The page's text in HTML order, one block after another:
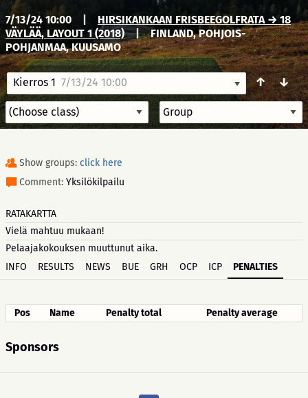
7/13/24 10:00
HIRSIKANKAAN FRISBEEGOLFRATA → 18
VÄYLÄÄ, LAYOUT 1 (2018)
|
FINLAND, POHJOIS-
POHJANMAA, KUUSAMO
Kierros 1 7/13/24 10:00 ↑ ↓
Show groups: click here
Comment: Yksilökilpailu
RATAKARTTA
Vielä mahtuu mukaan!
Pelaajakokouksen muuttunut aika.
INFO
RESULTS NEWS BUE GRH OCP ICP PENALTIES
Pos Name Penalty total Penalty average
Sponsors